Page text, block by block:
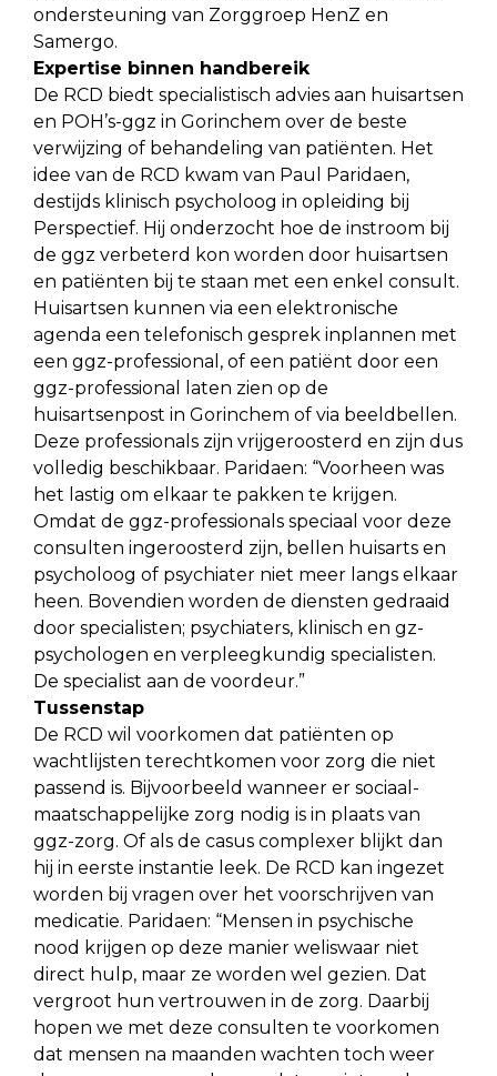
ondersteuning van Zorggroep HenZ en
Samergo.
Expertise binnen handbereik
De RCD biedt specialistisch advies aan huisartsen
en POH’s-ggz in Gorinchem over de beste
verwijzing of behandeling van patiënten. Het
idee van de RCD kwam van Paul Paridaen,
destijds klinisch psycholoog in opleiding bij
Perspectief. Hij onderzocht hoe de instroom bij
de ggz verbeterd kon worden door huisartsen
en patiënten bij te staan met een enkel consult.
Huisartsen kunnen via een elektronische
agenda een telefonisch gesprek inplannen met
een ggz-professional, of een patiënt door een
ggz-professional laten zien op de
huisartsenpost in Gorinchem of via beeldbellen.
Deze professionals zijn vrijgeroosterd en zijn dus
volledig beschikbaar. Paridaen: “Voorheen was
het lastig om elkaar te pakken te krijgen.
Omdat de ggz-professionals speciaal voor deze
consulten ingeroosterd zijn, bellen huisarts en
psycholoog of psychiater niet meer langs elkaar
heen. Bovendien worden de diensten gedraaid
door specialisten; psychiaters, klinisch en gz-
psychologen en verpleegkundig specialisten.
De specialist aan de voordeur.”
Tussenstap
De RCD wil voorkomen dat patiënten op
wachtlijsten terechtkomen voor zorg die niet
passend is. Bijvoorbeeld wanneer er sociaal-
maatschappelijke zorg nodig is in plaats van
ggz-zorg. Of als de casus complexer blijkt dan
hij in eerste instantie leek. De RCD kan ingezet
worden bij vragen over het voorschrijven van
medicatie. Paridaen: “Mensen in psychische
nood krijgen op deze manier weliswaar niet
direct hulp, maar ze worden wel gezien. Dat
vergroot hun vertrouwen in de zorg. Daarbij
hopen we met deze consulten te voorkomen
dat mensen na maanden wachten toch weer